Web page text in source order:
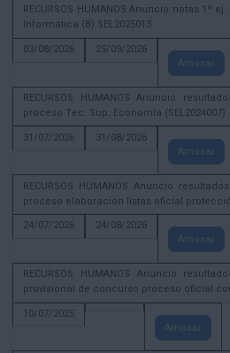
RECURSOS HUMANOS Anuncio notas 1º
Informática (B) SEL2025013
03/08/2026
25/09/2026
Amosar
RECURSOS HUMANOS Anuncio
proceso Tec. Sup. Economía (SEL2024007)
31/07/2026
31/08/2026
Amosar
RECURSOS HUMANOS Anuncio
proceso elaboración listas oficial
24/07/2026
24/08/2026
Amosar
RECURSOS HUMANOS Anuncio
provisional de concurso proceso oficial
10/07/2025
Amosar